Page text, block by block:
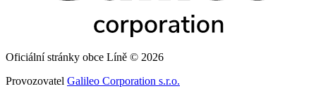
Oficiální stránky obce Líně © 2026
Provozovatel Galileo Corporation s.r.o.